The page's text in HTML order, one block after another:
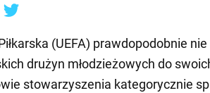
(UEFA) prawdopodobnie
drużyn młodzieżowych do
stowarzyszenia kategorycznie